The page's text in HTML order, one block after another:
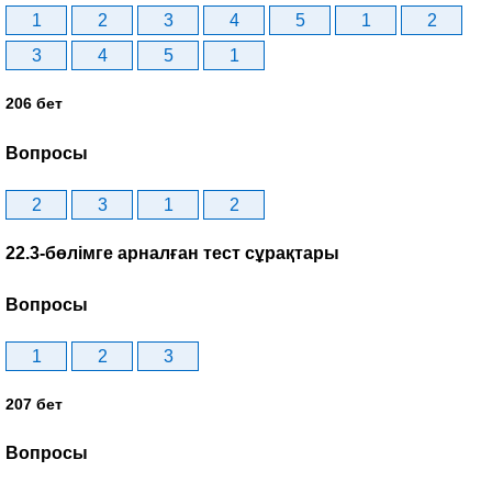
1 2 3 4 5 1
2
3
4 5 1
206 бет
Вопросы
2 3 1 2
22.3-бөлімге арналған тест сұрақтары
Вопросы
1 2 3
207 бет
Вопросы